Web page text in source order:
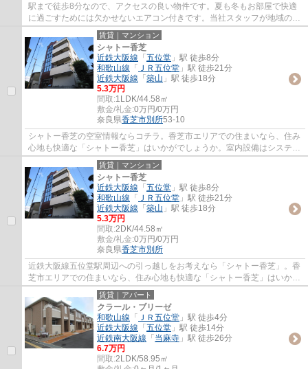
駅まで徒歩8分なので、アクセスの良い物件です。夏も冬もお部屋で快適
に過ごすためには欠かせないエアコン付きです。当社スタッフが地域の賃
貸情報をご提供いたします。お客様のこだわ...
賃貸｜マンション
シャトー香芝
近鉄大阪線 「 五位堂 」駅 徒歩8分
和歌山線 「 ＪＲ五位堂 」駅 徒歩21分
近鉄大阪線 「 築山 」駅 徒歩18分
5.3万円
間取:1LDK/44.58㎡
敷金/礼金:0万円/0万円
奈良県香芝市別所53-10
シャトー香芝の空室情報ならコチラ。香芝市エリアでの住まいなら、住み
心地も快適な「シャトー香芝」はいかがでしょうか。室内設備はシステム
キッチン・バストイレ別など大変充実して...
賃貸｜マンション
シャトー香芝
近鉄大阪線 「 五位堂 」駅 徒歩8分
和歌山線 「 ＪＲ五位堂 」駅 徒歩21分
近鉄大阪線 「 築山 」駅 徒歩18分
5.3万円
間取:2DK/44.58㎡
敷金/礼金:0万円/0万円
奈良県香芝市別所
近鉄大阪線五位堂駅周辺への引っ越しをお考えなら「シャトー香芝」。香
芝市エリアでの住まいなら、住み心地も快適な「シャトー香芝」はいかが
でしょうか。ぜひご覧いただきたい賃貸物...
賃貸｜アパート
クラール・ブリーゼ
和歌山線 「 ＪＲ五位堂 」駅 徒歩4分
近鉄大阪線 「 五位堂 」駅 徒歩14分
近鉄南大阪線 「 当麻寺 」駅 徒歩26分
6.7万円
間取:2LDK/58.95㎡